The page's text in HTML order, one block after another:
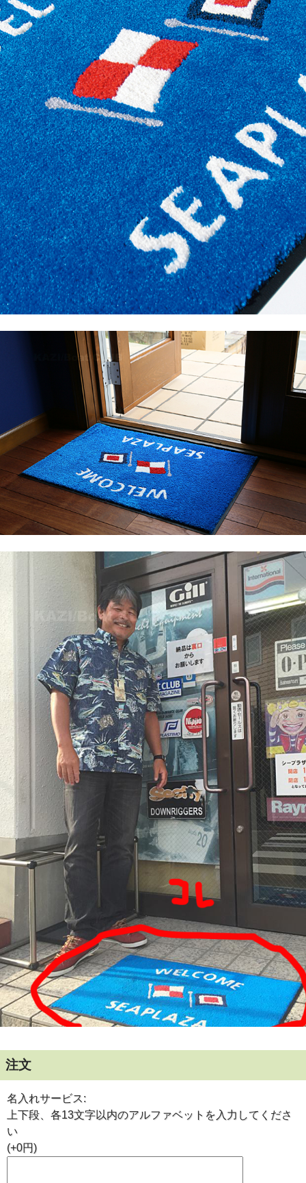
注文
名入れサービス:
上下段、各13文字以内のアルファベットを入力してくださ
い
(+0円)